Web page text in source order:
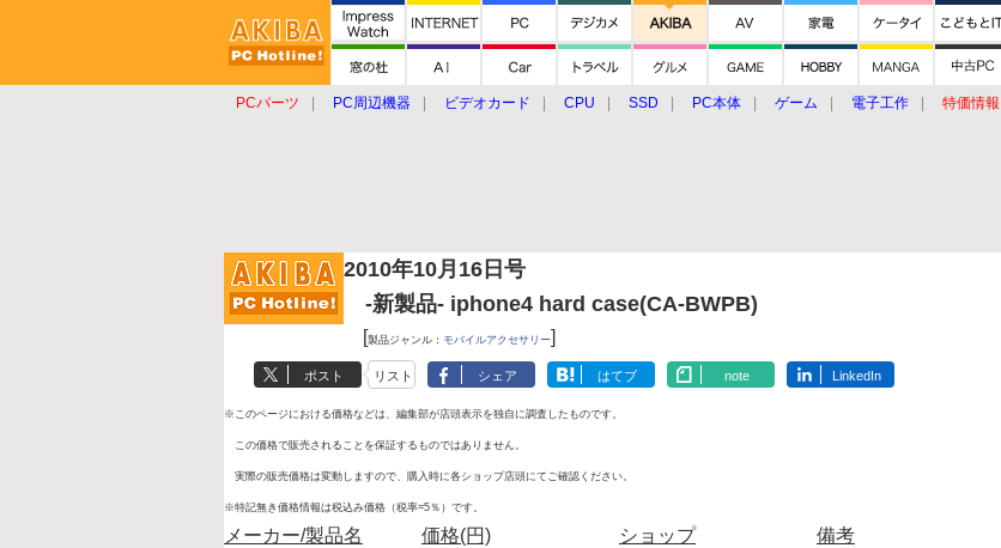
PCパーツ PC周辺機器 ビデオカード CPU SSD PC本体 ゲーム 電子工作 特価情報
2010年10月16日号
-新製品- iphone4 hard case(CA-BWPB)
[製品ジャンル： モバイルアクセサリー]
ポスト リスト シェア はてブ note LinkedIn
※このページにおける価格などは、編集部が店頭表示を独自に調査したものです。
この価格で販売されることを保証するものではありません。
実際の販売価格は変動しますので、購入時に各ショップ店頭にてご確認ください。
※特記無き価格情報は税込み価格（税率=5％）です。
メーカー/製品名 価格(円) ショップ
備考